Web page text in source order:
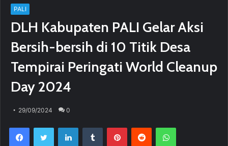
PALI
DLH Kabupaten PALI Gelar Aksi
Bersih-bersih di 10 Titik Desa
Tempirai Peringati World Cleanup
Day 2024
29/09/2024 0